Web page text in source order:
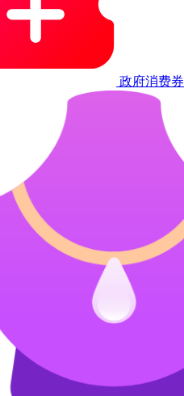
政府消费券